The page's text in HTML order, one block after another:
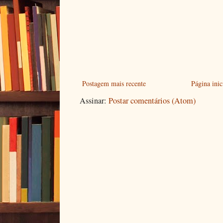
Postagem mais recente Página
Assinar: Postar comentários (Atom)